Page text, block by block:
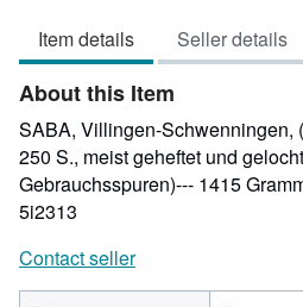
of
5
Item details Seller details
About this Item
SABA, Villingen-Schwenningen,
250 S., meist geheftet und
Gebrauchsspuren)--- 1415
5i2313
Contact seller